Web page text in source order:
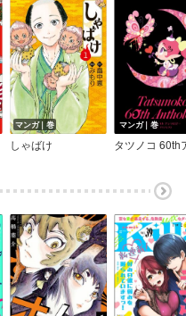
マンガ｜巻
しゃばけ
マンガ｜巻